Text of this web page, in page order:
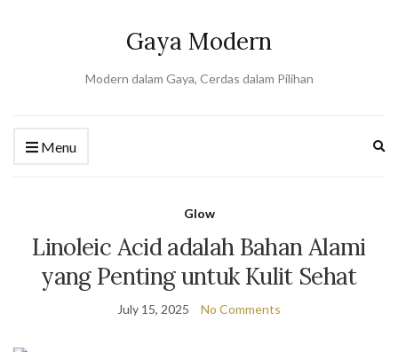
Gaya Modern
Modern dalam Gaya, Cerdas dalam Pilihan
Menu
Glow
Linoleic Acid adalah Bahan Alami
yang Penting untuk Kulit Sehat
July 15, 2025 No Comments